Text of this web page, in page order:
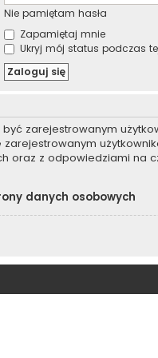
Nie pamiętam hasła
Zapamiętaj mnie
Ukryj mój status podczas
zarejestrowanym
zarejestrowanym
oraz z odpowiedziami na
danych osobowych